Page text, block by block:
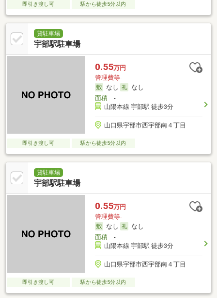
即引き渡し可 駅から徒歩5分以内
貸駐車場
宇部駅駐車場
0.55万円
管理費等-
なし
なし
面積-
山陽本線 宇部駅 徒歩3分
山口県宇部市西宇部南４丁目
即引き渡し可 駅から徒歩5分以内
貸駐車場
宇部駅駐車場
0.55万円
管理費等-
なし
なし
面積-
山陽本線 宇部駅 徒歩3分
山口県宇部市西宇部南４丁目
即引き渡し可 駅から徒歩5分以内